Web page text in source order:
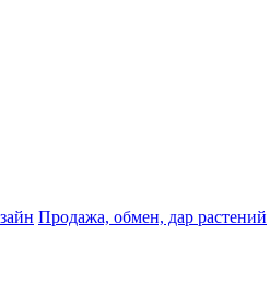
Продажа, обмен, дар растений